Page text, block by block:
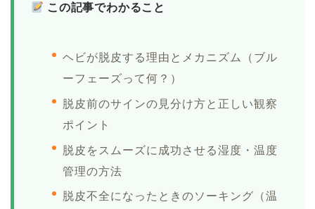
この記事でわかること
ヘビが脱皮する理由とメカニズム（ブル
ーフェーズって何？）
脱皮前のサインの見分け方と正しい観察
ポイント
脱皮をスムーズに成功させる湿度・温度
管理の方法
脱皮不全になったときのソーキング（温